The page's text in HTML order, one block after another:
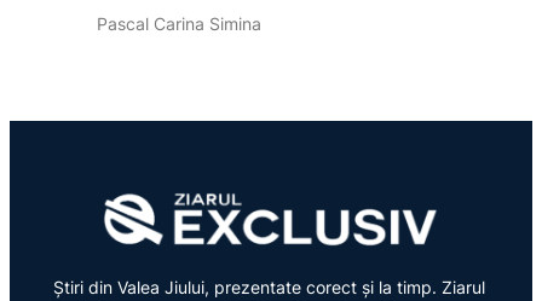
Pascal Carina Simina
Știri din Valea Jiului, prezentate corect și la timp. Ziarul